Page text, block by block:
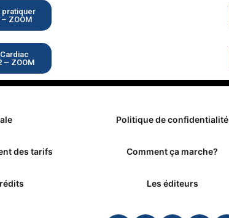
pratiquer
ZOOM
– ZOOM
Politique de confidentialité
des tarifs Comment ça marche?
Les éditeurs